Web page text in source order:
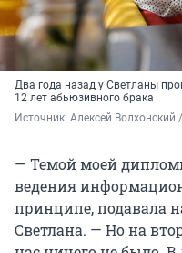
Два года назад у Светланы
12 лет абьюзивного брака
Источник: Алексей Волхонский
— Темой моей
ведения
принципе, подавала
Светлана. — Но на